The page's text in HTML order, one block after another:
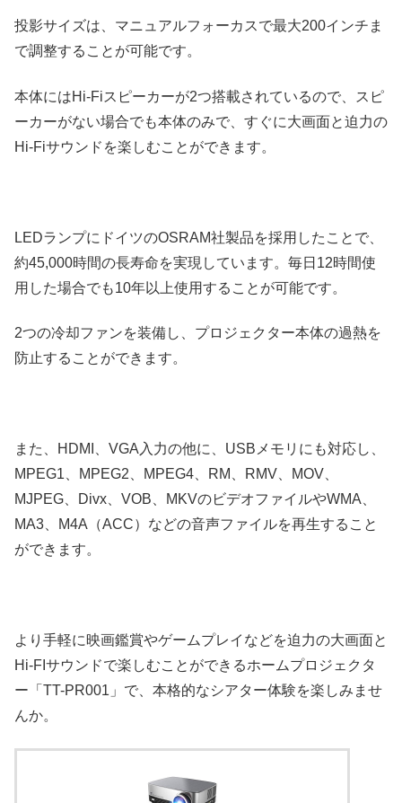
投影サイズは、マニュアルフォーカスで最大200インチま
で調整することが可能です。
本体にはHi-Fiスピーカーが2つ搭載されているので、スピ
ーカーがない場合でも本体のみで、すぐに大画面と迫力の
Hi-Fiサウンドを楽しむことができます。
LEDランプにドイツのOSRAM社製品を採用したことで、
約45,000時間の長寿命を実現しています。毎日12時間使
用した場合でも10年以上使用することが可能です。
2つの冷却ファンを装備し、プロジェクター本体の過熱を
防止することができます。
また、HDMI、VGA入力の他に、USBメモリにも対応し、
MPEG1、MPEG2、MPEG4、RM、RMV、MOV、
MJPEG、Divx、VOB、MKVのビデオファイルやWMA、
MA3、M4A（ACC）などの音声ファイルを再生すること
ができます。
より手軽に映画鑑賞やゲームプレイなどを迫力の大画面と
Hi-FIサウンドで楽しむことができるホームプロジェクタ
ー「TT-PR001」で、本格的なシアター体験を楽しみませ
んか。